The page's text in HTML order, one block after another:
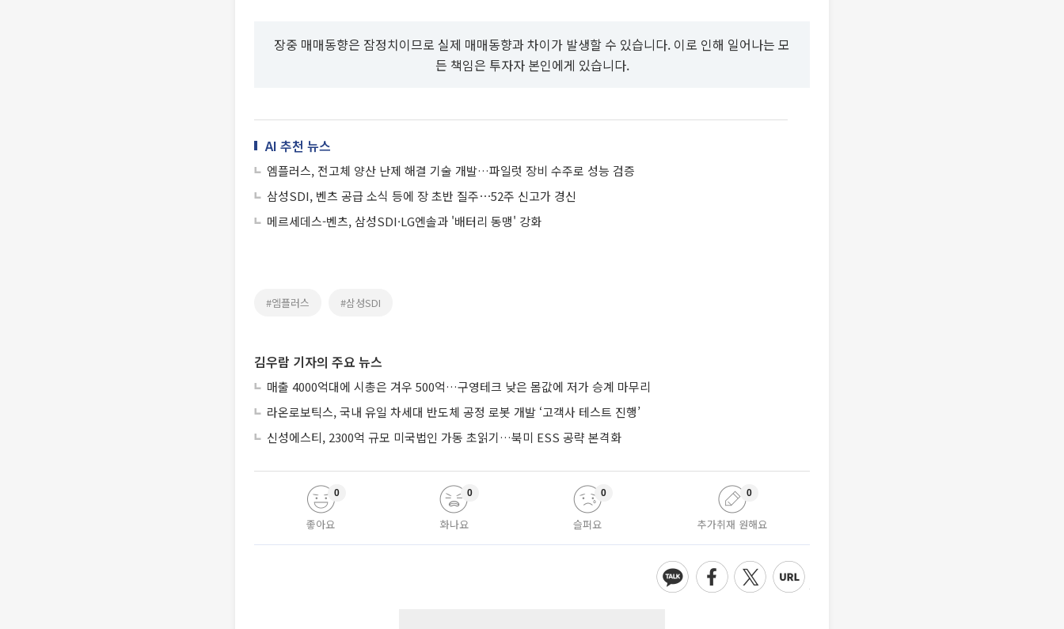
장중 매매동향은 잠정치이므로 실제 매매동향과 차이가 발생할 수 있습니다. 이로 인해 일어나는 모
든 책임은 투자자 본인에게 있습니다.
AI 추천 뉴스
엠플러스, 전고체 양산 난제 해결 기술 개발…파일럿 장비 수주로 성능 검증
삼성SDI, 벤츠 공급 소식 등에 장 초반 질주⋯52주 신고가 경신
메르세데스-벤츠, 삼성SDI·LG엔솔과 '배터리 동맹' 강화
#엠플러스 #삼성SDI
김우람 기자의 주요 뉴스
매출 4000억대에 시총은 겨우 500억…구영테크 낮은 몸값에 저가 승계 마무리
라온로보틱스, 국내 유일 차세대 반도체 공정 로봇 개발 ‘고객사 테스트 진행’
신성에스티, 2300억 규모 미국법인 가동 초읽기…북미 ESS 공략 본격화
좋아요
0
화나요
0
슬퍼요
0
추가취재 원해요
0